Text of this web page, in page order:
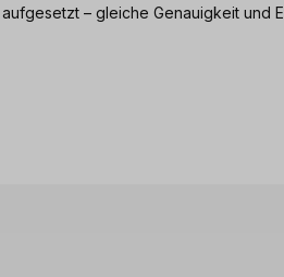
– gleiche Genauigkeit und